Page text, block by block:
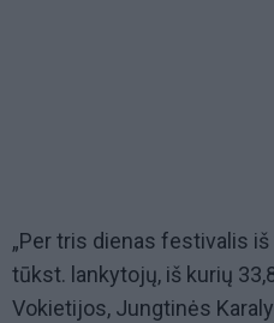
„Per tris dienas festivalis
tūkst. lankytojų, iš kurių
Vokietijos, Jungtinės